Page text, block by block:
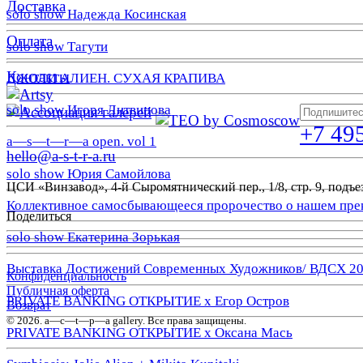
solo show Надежда Косинская
solo show Тагути
ДЖОЛИ АЛИЕН. СУХАЯ КРАПИВА
solo show Игоря Литвинова
a—s—t—r—a open. vol 1
solo show Юрия Самойлова
Коллективное самосбывающееся пророчество о нашем
solo show Екатерина Зорькая
Выставка Достижений Современных Художников/ ВДСХ
PRIVATE BANKING ОТКРЫТИЕ х Егор Остров
PRIVATE BANKING ОТКРЫТИЕ х Оксана Мась
Доставка
Оплата
Контакты
+7
hello@a-s-t-r-a.ru
ЦСИ «Винзавод», 4-й Сыромятнический пер., 1/8, стр. 9,
Поделиться
Конфиденциальность
Публичная оферта
Возврат
© 2026. a—с—t—р—a gallery. Все права защищены.